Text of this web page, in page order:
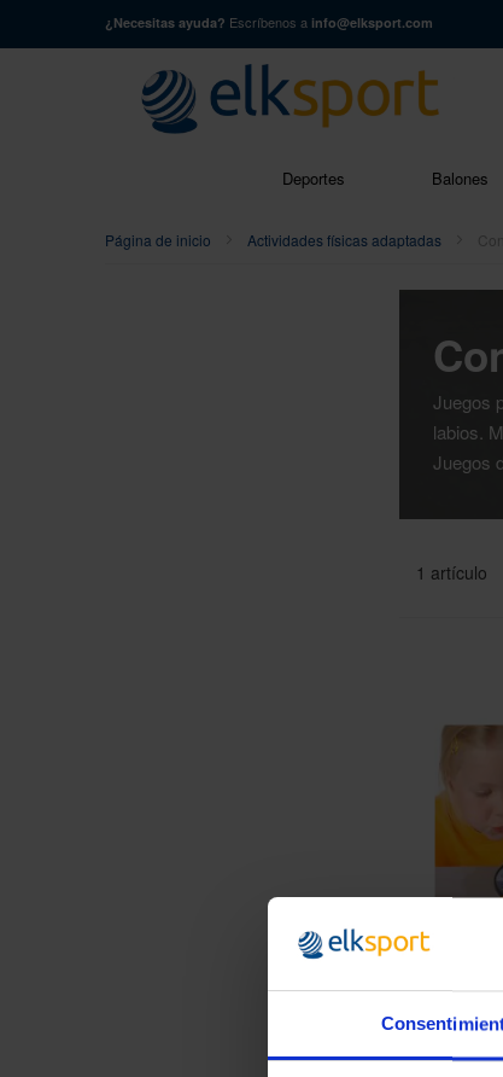
¿Necesitas ayuda? Escríbenos a info@elksport.com
Buscar
Deportes Balones
Página de inicio Actividades físicas adaptadas
Juegos
labios.
Juegos
1 artículo